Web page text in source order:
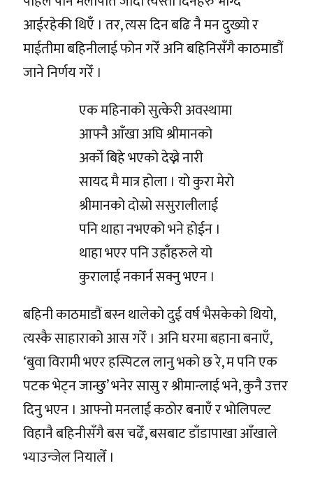
आईरहेकी थिएँ । तर, त्यस दिन बढि नै मन दुख्यो र
माईतीमा बहिनीलाई फोन गरेँ अनि बहिनिसँगै काठमाडौं
जाने निर्णय गरेँ ।
एक महिनाको सुत्केरी अवस्थामा
आफ्नै आँखा अघि श्रीमानको
अर्को बिहे भएको देख्ने नारी
सायद मै मात्र होला । यो कुरा मेरो
श्रीमानको दोस्रो ससुरालीलाई
पनि थाहा नभएको भने होईन ।
थाहा भएर पनि उहाँहरुले यो
कुरालाई नकार्न सक्नु भएन ।
बहिनी काठमाडौं बस्न थालेको दुई वर्ष भैसकेको थियो,
त्यस्कै साहाराको आस गरेँ । अनि घरमा बहाना बनाएँ,
‘बुवा विरामी भएर हस्पिटल लानु भको छ रे, म पनि एक
पटक भेट्न जान्छु’ भनेर सासु र श्रीमान्लाई भने, कुनै उत्तर
दिनु भएन । आफ्नो मनलाई कठोर बनाएँ र भोलिपल्ट
विहानै बहिनीसँगै बस चढेँ, बसबाट डाँडापाखा आँखाले
भ्याउन्जेल नियालेँ ।